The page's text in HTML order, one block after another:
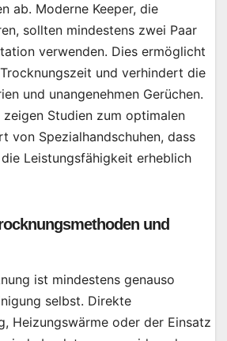
ab. Moderne Keeper, die
sollten mindestens zwei Paar
verwenden. Dies ermöglicht
und verhindert die
und unangenehmen Gerüchen.
zeigen Studien zum optimalen
von Spezialhandschuhen, dass
Leistungsfähigkeit erheblich
und
ist mindestens genauso
selbst. Direkte
Heizungswärme oder der Einsatz